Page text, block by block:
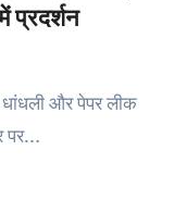
प्रदर्शन
पर…